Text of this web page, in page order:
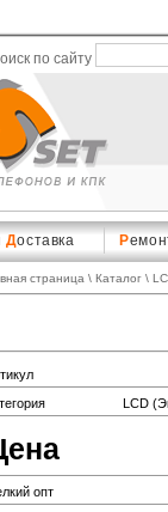
по сайту
Доставка Р
страница \ Каталог\
LCD
опт